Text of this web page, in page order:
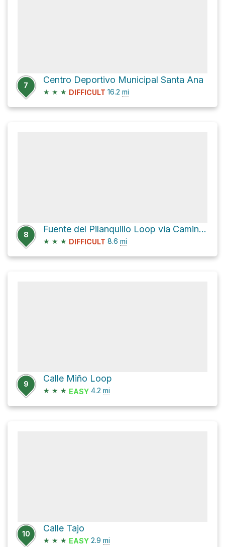
7
Centro Deportivo Municipal Santa Ana
★ ★ ★ DIFFICULT 16.2 mi
8
Fuente del Pilanquillo Loop via Camino de la Nieve and Cordel del Puerto
★ ★ ★ DIFFICULT 8.6 mi
9
Calle Miño Loop
★ ★ ★ EASY 4.2 mi
10
Calle Tajo
★ ★ ★ EASY 2.9 mi